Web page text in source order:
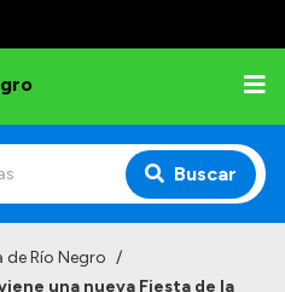
Buscar
de Río Negro /
una nueva Fiesta de la